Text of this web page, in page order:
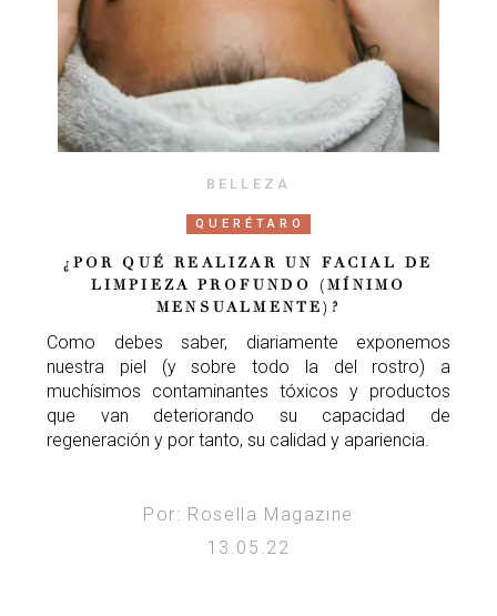
BELLEZA
QUERÉTARO
¿POR QUÉ REALIZAR UN FACIAL DE
LIMPIEZA PROFUNDO (MÍNIMO
MENSUALMENTE)?
Como debes saber, diariamente exponemos
nuestra piel (y sobre todo la del rostro) a
muchísimos contaminantes tóxicos y productos
que van deteriorando su capacidad de
regeneración y por tanto, su calidad y apariencia.
Por: Rosella Magazine
13.05.22